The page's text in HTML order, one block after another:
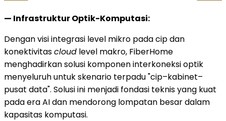
— Infrastruktur Optik-Komputasi:
Dengan visi integrasi level mikro pada cip dan
konektivitascloud level makro, FiberHome
menghadirkan solusi komponen interkoneksi optik
menyeluruh untuk skenario terpadu "cip–kabinet–
pusat data". Solusi ini menjadi fondasi teknis yang kuat
pada era AI dan mendorong lompatan besar dalam
kapasitas komputasi.